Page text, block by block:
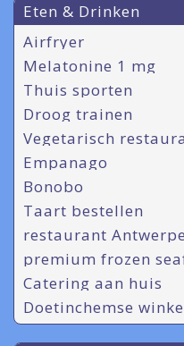
Eten & Drinken
Airfryer
Melatonine 1 mg
Thuis sporten
Droog trainen
Vegetarisch
Empanago
Bonobo
Taart bestellen
restaurant
premium frozen
Catering aan huis
Doetinchemse